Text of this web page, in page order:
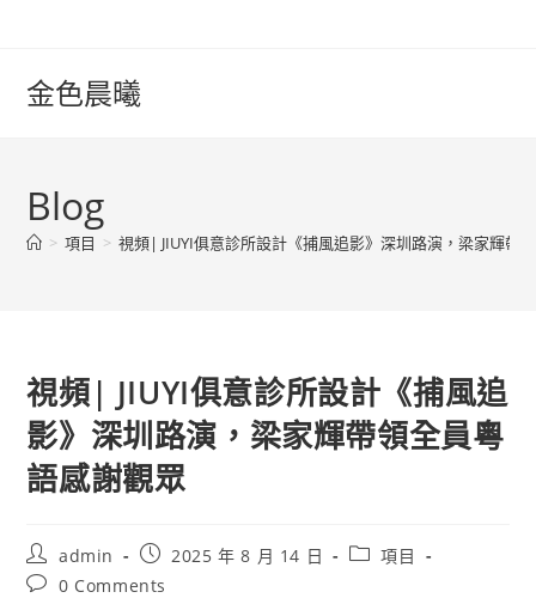
content金色晨曦
Blog
> 項目 > 視頻| JIUYI俱意診所設計《捕風追影》深圳路演，梁家輝帶
視頻| JIUYI俱意診所設計《捕風追
影》深圳路演，梁家輝帶領全員粵
語感謝觀眾
Post
author:
admin
Post
published:
2025 年 8 月 14 日
Post項目
Post0 Comments